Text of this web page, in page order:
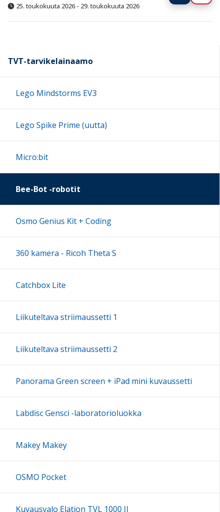
25. toukokuuta 2026 - 29. toukokuuta 2026
TVT-tarvikelainaamo
Lego Mindstorms EV3
Lego Spike Prime (uutta)
Micro:bit
Bee-Bot -robotit
Osmo Genius Kit + Coding
360 kamera - Ricoh Theta S
Catchbox Lite
Liikuteltava striimaussetti 1
Liikuteltava striimaussetti 2
Panorama Green screen + iPad mini kuvaussetti
Labdisc Gensci -laboratorioluokka
Makey Makey
OSMO Pocket
Kuvausvalo Elation TVL 1000 II